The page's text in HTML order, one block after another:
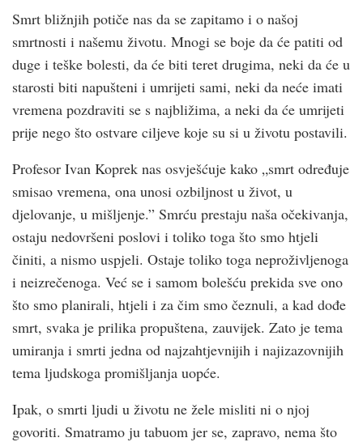
Smrt bližnjih potiče nas da se zapitamo i o našoj
smrtnosti i našemu životu. Mnogi se boje da će patiti od
duge i teške bolesti, da će biti teret drugima, neki da će u
starosti biti napušteni i umrijeti sami, neki da neće imati
vremena pozdraviti se s najbližima, a neki da će umrijeti
prije nego što ostvare ciljeve koje su si u životu postavili.
Profesor Ivan Koprek nas osvješćuje kako „smrt određuje
smisao vremena, ona unosi ozbiljnost u život, u
djelovanje, u mišljenje.” Smrću prestaju naša očekivanja,
ostaju nedovršeni poslovi i toliko toga što smo htjeli
činiti, a nismo uspjeli. Ostaje toliko toga neproživljenoga
i neizrečenoga. Već se i samom bolešću prekida sve ono
što smo planirali, htjeli i za čim smo čeznuli, a kad dođe
smrt, svaka je prilika propuštena, zauvijek. Zato je tema
umiranja i smrti jedna od najzahtjevnijih i najizazovnijih
tema ljudskoga promišljanja uopće.
Ipak, o smrti ljudi u životu ne žele misliti ni o njoj
govoriti. Smatramo ju tabuom jer se, zapravo, nema što